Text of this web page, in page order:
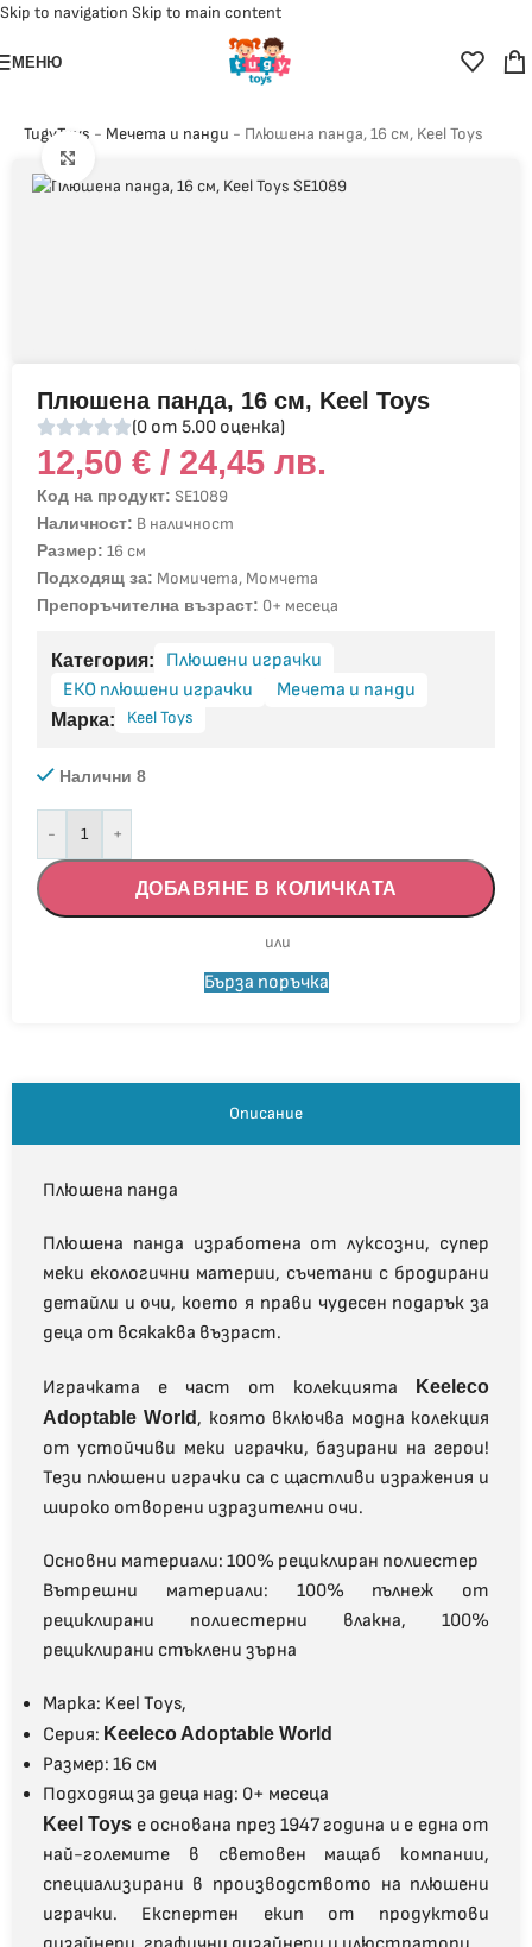
Skip to navigation Skip to main content
МЕНЮ
TugyToys - Мечета и панди - Плюшена панда, 16 см, Keel Toys
Плюшена панда, 16 см, Keel Toys
(0 от 5.00 оценка)
12,50€ / 24,45 лв.
Код на продукт: SE1089
Наличност: В наличност
Размер: 16 см
Подходящ за: Момичета, Момчета
Препоръчителна възраст: 0+ месеца
Категория:
Плюшени играчки
ЕКО плюшени играчки
Мечета и панди
Марка: Keel Toys
Налични 8
- +
ДОБАВЯНЕ В КОЛИЧКАТА
Бърза поръчка
Описание
Плюшена панда
Плюшена панда изработена от луксозни, супер
меки екологични материи, съчетани с бродирани
детайли и очи, което я прави чудесен подарък за
деца от всякаква възраст.
Играчката е част от колекцията
Keeleco
Adoptable World , която включва модна колекция
от устойчиви меки играчки, базирани на герои!
Тези плюшени играчки са с щастливи изражения и
широко отворени изразителни очи.
Основни материали: 100% рециклиран полиестер
Вътрешни материали: 100% пълнеж от
рециклирани полиестерни влакна, 100%
рециклирани стъклени зърна
Марка: Keel Toys,
Серия: Keeleco Adoptable World
Размер: 16 см
Подходящ за деца над: 0+ месеца
Keel Toys е основана през 1947 година и е една от
най-големите в световен мащаб компании,
специализирани в производството на плюшени
играчки. Експертен екип от продуктови